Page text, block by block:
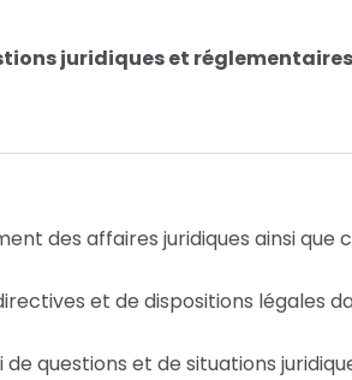
juridiques et
des affaires juridiques ainsi que
et de dispositions légales
questions et de situations